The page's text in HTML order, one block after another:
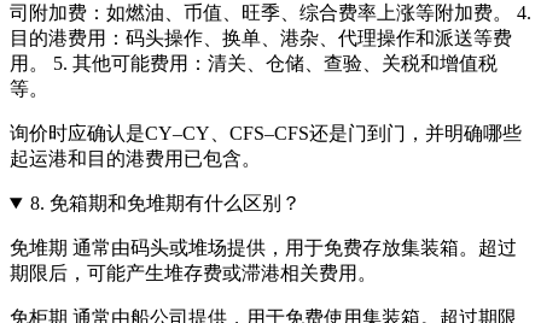
司附加费：如燃油、币值、旺季、综合费率上涨等附加费。 4.
目的港费用：码头操作、换单、港杂、代理操作和派送等费
用。 5. 其他可能费用：清关、仓储、查验、关税和增值税
等。
询价时应确认是CY–CY、CFS–CFS还是门到门，并明确哪些
起运港和目的港费用已包含。
8. 免箱期和免堆期有什么区别？
免堆期 通常由码头或堆场提供，用于免费存放集装箱。超过
期限后，可能产生堆存费或滞港相关费用。
免柜期 通常由船公司提供，用于免费使用集装箱。超过期限